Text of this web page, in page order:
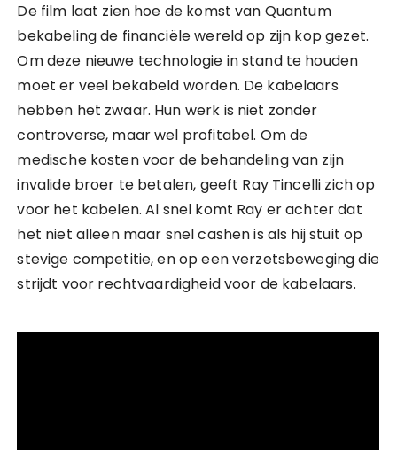
De film laat zien hoe de komst van Quantum
bekabeling de financiële wereld op zijn kop gezet.
Om deze nieuwe technologie in stand te houden
moet er veel bekabeld worden. De kabelaars
hebben het zwaar. Hun werk is niet zonder
controverse, maar wel profitabel. Om de
medische kosten voor de behandeling van zijn
invalide broer te betalen, geeft Ray Tincelli zich op
voor het kabelen. Al snel komt Ray er achter dat
het niet alleen maar snel cashen is als hij stuit op
stevige competitie, en op een verzetsbeweging die
strijdt voor rechtvaardigheid voor de kabelaars.